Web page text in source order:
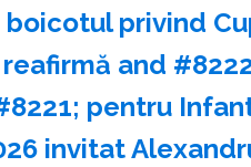
boicotul privind
and
pentru
invitat